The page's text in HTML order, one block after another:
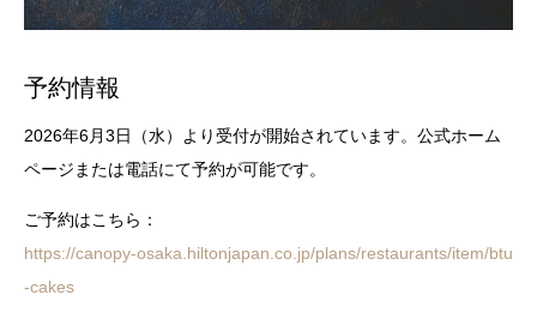
予約情報
2026年6月3日（水）より受付が開始されています。公式ホーム
ページまたは電話にて予約が可能です。
ご予約はこちら：
https://canopy-osaka.hiltonjapan.co.jp/plans/restaurants/item/btu
-cakes